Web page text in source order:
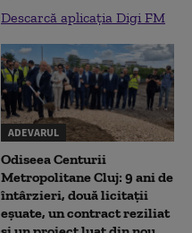
Descarcă aplicația Digi FM
ADEVARUL
Odiseea Centurii
Metropolitane Cluj: 9 ani de
întârzieri, două licitații
eșuate, un contract reziliat